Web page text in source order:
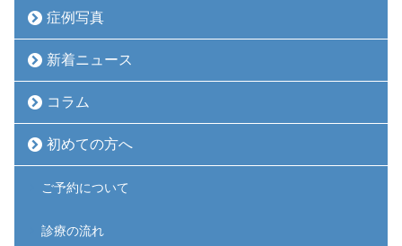
症例写真
新着ニュース
コラム
初めての方へ
ご予約について
診療の流れ